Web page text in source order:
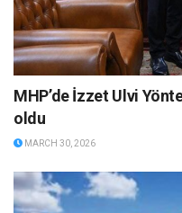
MHP’de İzzet Ulvi
oldu
MARCH 30, 2026